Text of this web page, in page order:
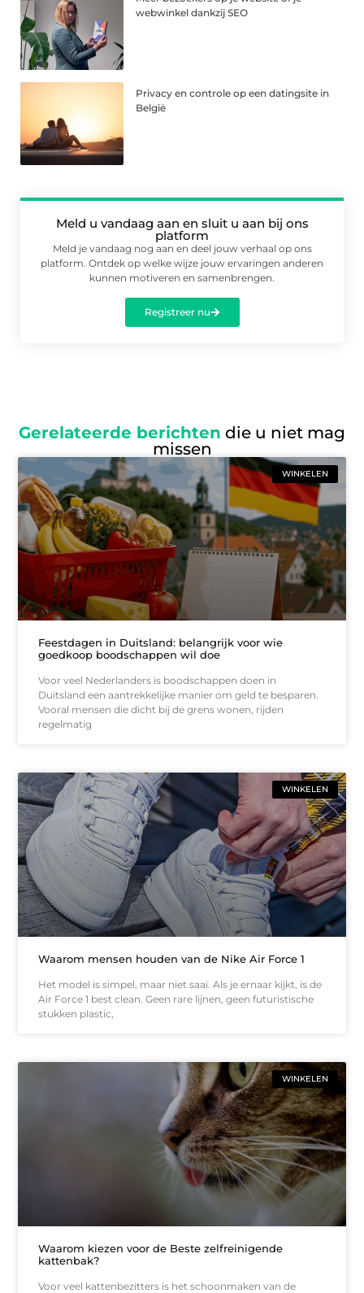
webwinkel dankzij SEO
Privacy en controle op een datingsite in
België
Meld u vandaag aan en sluit u aan bij ons
platform
Meld je vandaag nog aan en deel jouw verhaal op ons
platform. Ontdek op welke wijze jouw ervaringen anderen
kunnen motiveren en samenbrengen.
Registreer nu
Gerelateerde berichten die u niet mag
missen
WINKELEN
Feestdagen in Duitsland: belangrijk voor wie
goedkoop boodschappen wil doe
Voor veel Nederlanders is boodschappen doen in
Duitsland een aantrekkelijke manier om geld te besparen.
Vooral mensen die dicht bij de grens wonen, rijden
regelmatig
WINKELEN
Waarom mensen houden van de Nike Air Force 1
Het model is simpel, maar niet saai. Als je ernaar kijkt, is de
Air Force 1 best clean. Geen rare lijnen, geen futuristische
stukken plastic,
WINKELEN
Waarom kiezen voor de Beste zelfreinigende
kattenbak?
Voor veel kattenbezitters is het schoonmaken van de